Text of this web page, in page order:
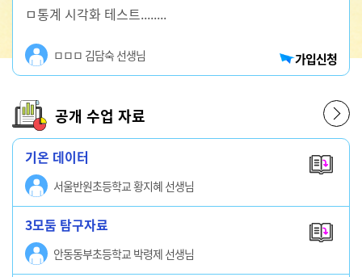
ㅁ통계 시각화 테스트........
ㅁㅁㅁ 김담숙 선생님 가입신청
공개 수업 자료
기온 데이터
서울반원초등학교 황지혜 선생님
3모둠 탐구자료
안동동부초등학교 박령제 선생님